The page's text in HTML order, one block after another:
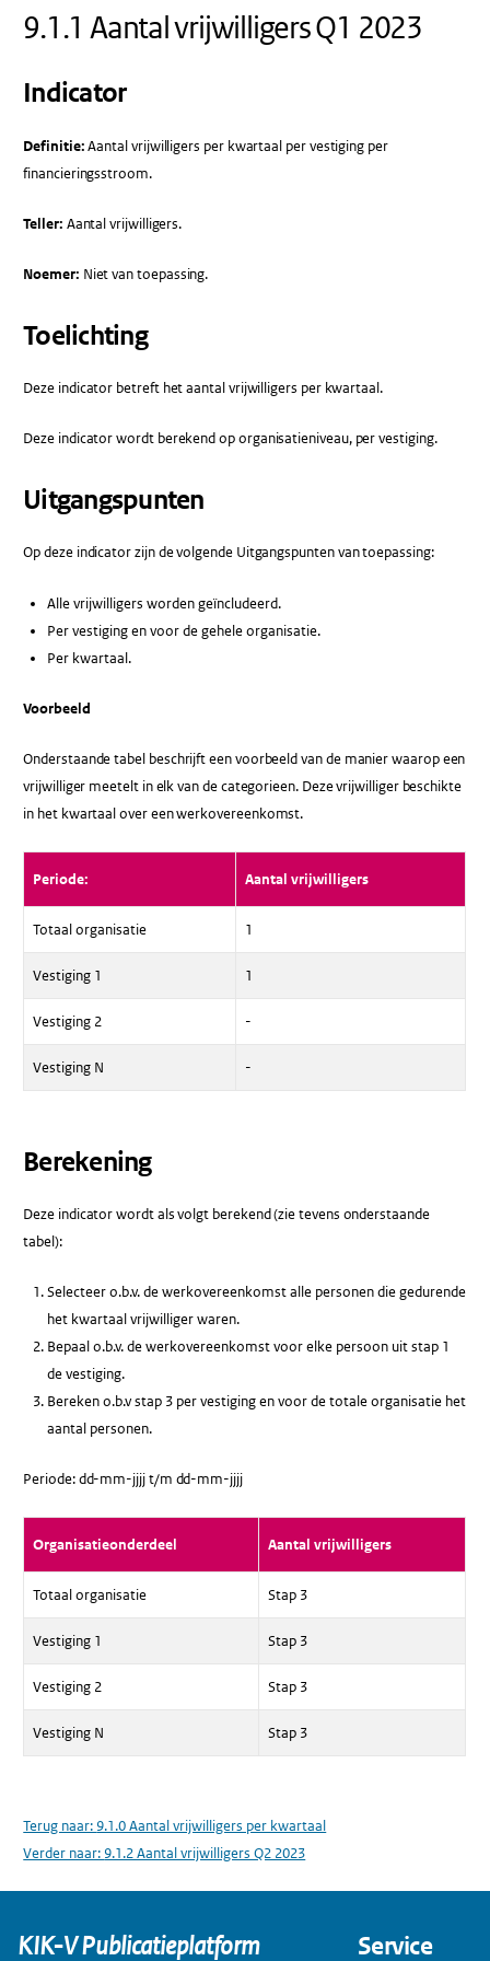
9.1.1 Aantal vrijwilligers Q1 2023
Indicator
Definitie:Aantal vrijwilligers per kwartaal per vestiging per
financieringsstroom.
Teller: Aantal vrijwilligers.
Noemer: Niet van toepassing.
Toelichting
Deze indicator betreft het aantal vrijwilligers per kwartaal.
Deze indicator wordt berekend op organisatieniveau, per vestiging.
Uitgangspunten
Op deze indicator zijn de volgende Uitgangspunten van toepassing:
Alle vrijwilligers worden geïncludeerd.
Per vestiging en voor de gehele organisatie.
Per kwartaal.
Voorbeeld
Onderstaande tabel beschrijft een voorbeeld van de manier waarop een
vrijwilliger meetelt in elk van de categorieen. Deze vrijwilliger beschikte
in het kwartaal over een werkovereenkomst.
Periode: Aantal vrijwilligers
Totaal organisatie 1
Vestiging 1 1
Vestiging 2 -
Vestiging N -
Berekening
Deze indicator wordt als volgt berekend (zie tevens onderstaande
tabel):
Selecteer o.b.v. de werkovereenkomst alle personen die gedurende
het kwartaal vrijwilliger waren.
Bepaal o.b.v. de werkovereenkomst voor elke persoon uit stap 1
de vestiging.
Bereken o.b.v stap 3 per vestiging en voor de totale organisatie het
aantal personen.
Periode: dd-mm-jjjj t/m dd-mm-jjjj
Organisatieonderdeel Aantal vrijwilligers
Totaal organisatie Stap 3
Vestiging 1 Stap 3
Vestiging 2 Stap 3
Vestiging N Stap 3
Terug naar: 9.1.0 Aantal vrijwilligers per kwartaal
Verder naar: 9.1.2 Aantal vrijwilligers Q2 2023
KIK-V Publicatieplatform Service